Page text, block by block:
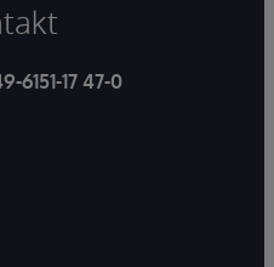
6151-17 47-0